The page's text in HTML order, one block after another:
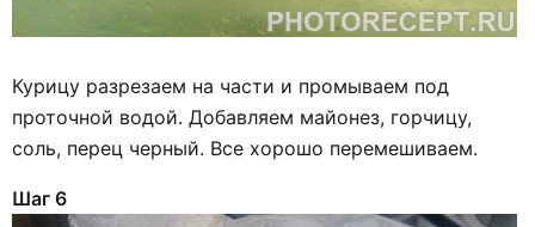
Курицу разрезаем на части и промываем под
проточной водой. Добавляем майонез, горчицу,
соль, перец черный. Все хорошо перемешиваем.
Шаг 6